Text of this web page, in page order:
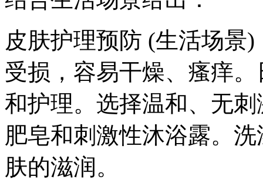
皮肤护理预防 (生活场景
受损，容易干燥、瘙痒
和护理。选择温和、无
肥皂和刺激性沐浴露。
肤的滋润。